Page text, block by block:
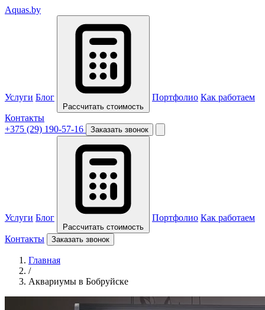
Aquas.by
Услуги Блог
Рассчитать стоимость
Портфолио Как работаем
Контакты
+375 (29) 190-57-16
Заказать звонок
Услуги Блог
Рассчитать стоимость
Портфолио Как работаем
Контакты Заказать звонок
Главная
/
Аквариумы в Бобруйске